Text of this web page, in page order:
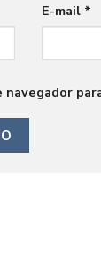
E-mail *
navegador